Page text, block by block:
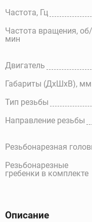
Частота, Гц
Частота вращения, об/
мин
Двигатель
Габариты (ДхШхВ), мм
Тип резьбы
Направление резьбы
Резьбонарезная
Резьбонарезные
гребенки в комплекте
Описание